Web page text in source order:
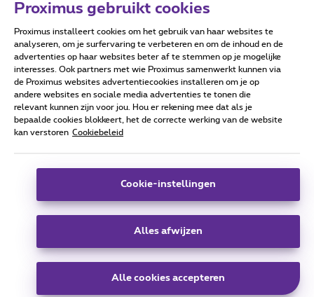
Forumvoorwaarden Accessibility statement
Alle rechten voorbehouden. © Proximus
Algemene voorwaarden, consumenteninfo
Deze website is gecreëerd en wordt beheerd conform het
Koning Albert II-laan 27 - B-1030 Brussel.
Carrier & Wholesale Solutions
Telindus
Proximus gebruikt cookies
Proximus installeert cookies om het gebruik van haar websites te
analyseren, om je surfervaring te verbeteren en om de inhoud en de
advertenties op haar websites beter af te stemmen op je mogelijke
interesses. Ook partners met wie Proximus samenwerkt kunnen via
de Proximus websites advertentiecookies installeren om je op
andere websites en sociale media advertenties te tonen die
relevant kunnen zijn voor jou. Hou er rekening mee dat als je
bepaalde cookies blokkeert, het de correcte werking van de website
kan verstoren Cookiebeleid
Cookie-instellingen
Alles afwijzen
Alle cookies accepteren